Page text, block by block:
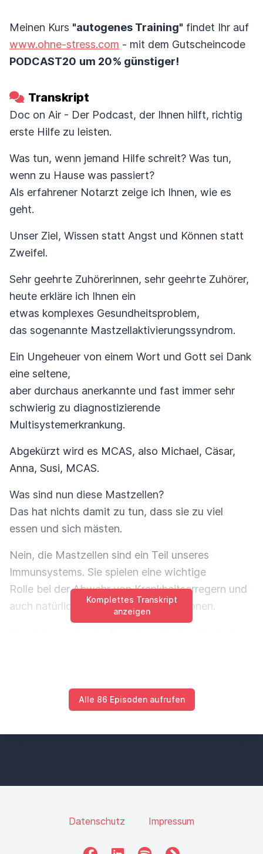
Meinen Kurs "autogenes Training" findet Ihr auf
www.ohne-stress.com - mit dem Gutscheincode
PODCAST20 um 20% günstiger!
Transkript
Komplettes Transkript
anzeigen
Doc on Air - Der Podcast, der Ihnen hilft, richtig
erste Hilfe zu leisten.
Was tun, wenn jemand Hilfe schreit? Was tun,
wenn zu Hause was passiert?
Als erfahrener Notarzt zeige ich Ihnen, wie es
geht.
Unser Ziel, Wissen statt Angst und Können statt
Zweifel.
Sehr geehrte Zuhörerinnen, sehr geehrte Zuhörer,
heute erkläre ich Ihnen ein
etwas komplexes Gesundheitsproblem,
das sogenannte Mastzellaktivierungssyndrom.
Ein Ungeheuer von einem Wort und Gott sei Dank
eine seltene,
aber durchaus anerkannte und fast immer sehr
schwierig zu diagnostizierende
Multisystemerkrankung.
Abgekürzt wird es MCAS, also Michael, Cäsar,
Anna, Susi, MCAS.
Was sind nun diese Mastzellen?
Das hat nichts damit zu tun, dass sie zu viel
essen und sich mästen.
Nein, die Mastzellen sind ein Teil unseres
Immunsystems. Sie spielen eine wichtige
Rolle bei der Abwehr von Krankheitserregern und
auch natürlich bei allergischen Reaktionen.
Bedeutungen dieser Mastzellen ein.
Funktion ist wohl die Abwehr von
eine zentrale Rolle,
Alle 86 Episoden aufrufen
Datenschutz Impressum